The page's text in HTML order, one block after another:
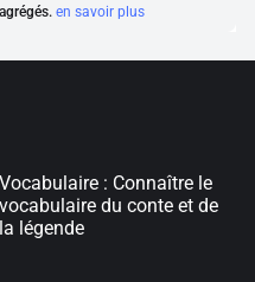
en savoir plus
Vocabulaire : Connaître le
vocabulaire du conte et de
la légende